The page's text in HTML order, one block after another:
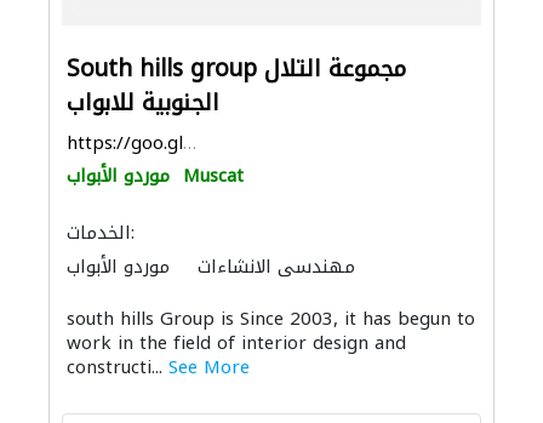
South hills group مجموعة التلال
الجنوبية للابواب
https://goo.gl/maps/UsF2XWCemG5dmE6g6
موردو الأبواب Muscat
الخدمات:
موردو الأبواب
مهندسي الانشاءات
توصيل الكابلات وتركيب الشبكات
منتجات خشبية الديكور الداخلي
التصميم المعماري
south hills Group is Since 2003, it has begun to
work in the field of interior design and
constructi... See More